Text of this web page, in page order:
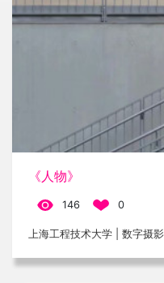
《人物》
146 0
上海工程技术大学 | 数字摄影